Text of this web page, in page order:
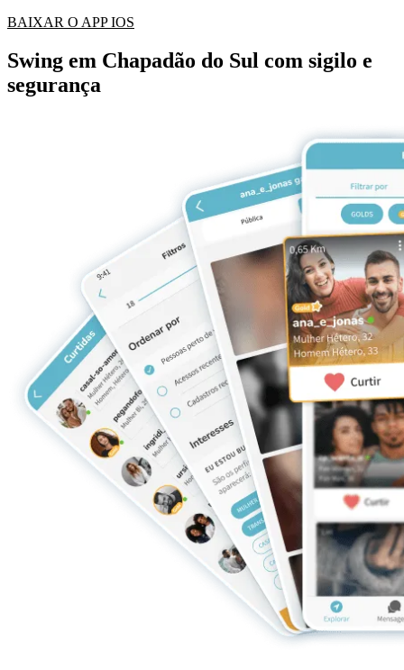
BAIXAR O APP IOS
Swing em Chapadão do Sul com sigilo e
segurança